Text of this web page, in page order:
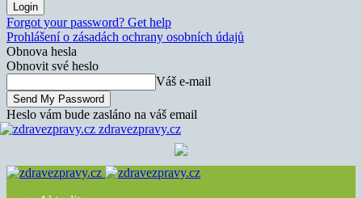
Forgot your password? Get help
Prohlášení o zásadách ochrany osobních údajů
Obnova hesla
Obnovit své heslo
Váš e-mail
Heslo vám bude zasláno na váš email
zdravezpravy.cz